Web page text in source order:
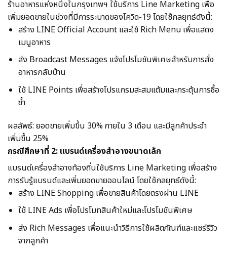
ร้านอาหารแห่งหนึ่งในกรุงเทพฯ ใช้บริการ Line Marketing เพื่อ
เพิ่มยอดขายในช่วงที่มีการระบาดของโควิด-19 โดยใช้กลยุทธ์ดังนี้:
สร้าง LINE Official Account และใช้ Rich Menu เพื่อแสดง
เมนูอาหาร
ส่ง Broadcast Messages แจ้งโปรโมชันพิเศษสำหรับการสั่ง
อาหารกลับบ้าน
ใช้ LINE Points เพื่อสร้างโปรแกรมสะสมแต้มและกระตุ้นการซื้อ
ซ้ำ
ผลลัพธ์: ยอดขายเพิ่มขึ้น 30% ภายใน 3 เดือน และมีลูกค้าประจำ
เพิ่มขึ้น 25%
กรณีศึกษาที่ 2: แบรนด์เครื่องสำอางขนาดเล็ก
แบรนด์เครื่องสำอางท้องถิ่นใช้บริการ Line Marketing เพื่อสร้าง
การรับรู้แบรนด์และเพิ่มยอดขายออนไลน์ โดยใช้กลยุทธ์ดังนี้:
สร้าง LINE Shopping เพื่อขายสินค้าโดยตรงผ่าน LINE
ใช้ LINE Ads เพื่อโปรโมทสินค้าใหม่และโปรโมชันพิเศษ
ส่ง Rich Messages เพื่อแนะนำวิธีการใช้ผลิตภัณฑ์และแชร์รีวิว
จากลูกค้า